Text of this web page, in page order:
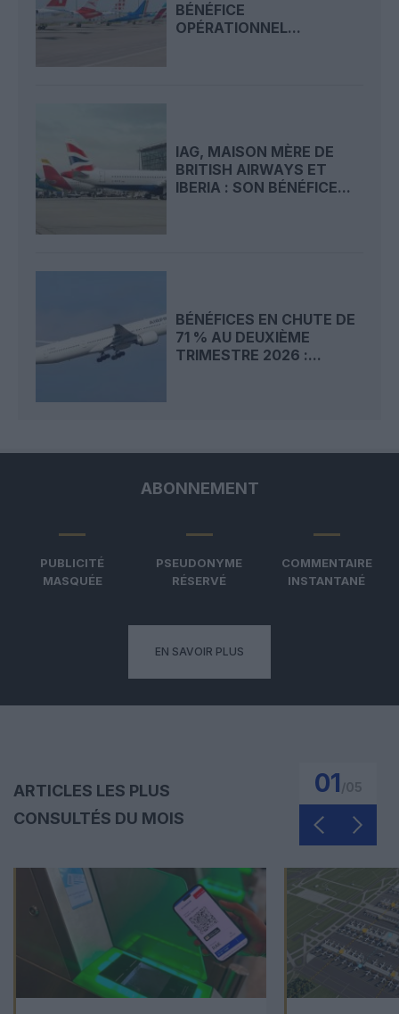
BÉNÉFICE
OPÉRATIONNEL...
IAG, MAISON MÈRE DE
BRITISH AIRWAYS ET
IBERIA : SON BÉNÉFICE...
BÉNÉFICES EN CHUTE DE
71 % AU DEUXIÈME
TRIMESTRE 2026 :...
ABONNEMENT
PUBLICITÉ
MASQUÉE
PSEUDONYME
RÉSERVÉ
COMMENTAIRE
INSTANTANÉ
EN SAVOIR PLUS
ARTICLES LES PLUS
CONSULTÉS DU MOIS
01